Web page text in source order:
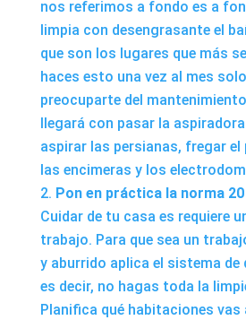
nos referimos a fondo es a
limpia con desengrasante el
que son los lugares que más
haces esto una vez al mes
preocuparte del
llegará con pasar la
aspirar las persianas, fregar el
las encimeras y los
Pon en práctica la norma
Cuidar de tu casa es requiere
trabajo. Para que sea un
y aburrido aplica el sistema de
es decir, no hagas toda la
Planifica qué habitaciones vas